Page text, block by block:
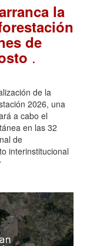
la
de
.
de la
2026, una
a cabo el
en las 32
de
interinstitucional